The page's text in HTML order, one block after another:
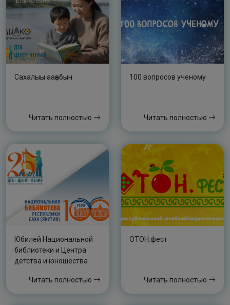
Сахалыы ааҕабын
Читать полностью
100 вопросов ученому
Читать полностью
Юбилей Национальной
библиотеки и Центра
детства и юношества
Читать полностью
ОТОН.фест
Читать полностью